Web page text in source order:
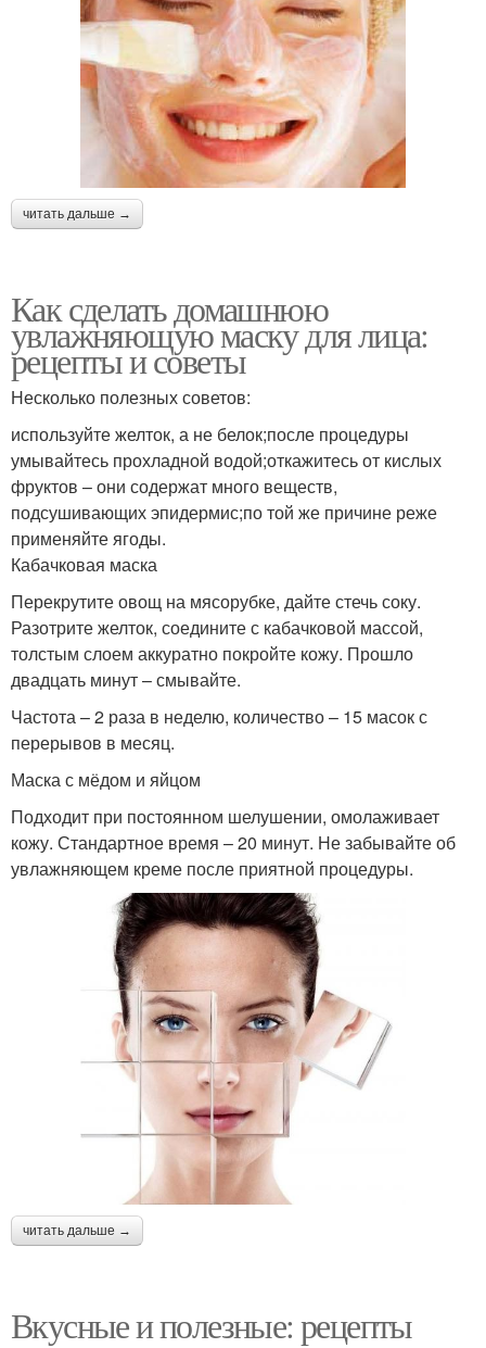
читать дальше →
Как сделать домашнюю
увлажняющую маску для лица:
рецепты и советы
Несколько полезных советов:
используйте желток, а не белок;после процедуры
умывайтесь прохладной водой;откажитесь от кислых
фруктов – они содержат много веществ,
подсушивающих эпидермис;по той же причине реже
применяйте ягоды.
Кабачковая маска
Перекрутите овощ на мясорубке, дайте стечь соку.
Разотрите желток, соедините с кабачковой массой,
толстым слоем аккуратно покройте кожу. Прошло
двадцать минут – смывайте.
Частота – 2 раза в неделю, количество – 15 масок с
перерывов в месяц.
Маска с мёдом и яйцом
Подходит при постоянном шелушении, омолаживает
кожу. Стандартное время – 20 минут. Не забывайте об
увлажняющем креме после приятной процедуры.
читать дальше →
Вкусные и полезные: рецепты